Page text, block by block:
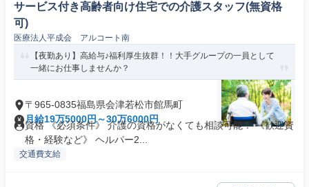
サービス付き高齢者向け住宅での介護スタッフ(無資格
可)
医療法人平成会 アルコート南
【夜勤あり】高給与♪福利厚生抜群！！大手グループの一員として
一緒にお仕事しませんか？
〒965-0835福島県会津若松市館馬町
月給19万5000円～30万6000円
資格 《必須条件》 介護の資格がなくても相談可能！ 《歓迎資
格・経験など》 ヘルパー2...
交通費支給